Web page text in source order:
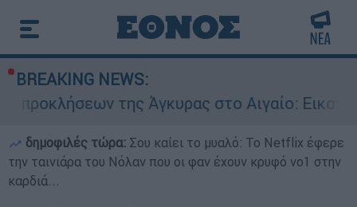
BREAKING NEWS:
της Άγκυρας στο Αιγαίο: Εικονική
δημοφιλές τώρα: Σου καίει το μυαλό: Το Netflix έφερε
την ταινιάρα του Νόλαν που οι φαν έχουν κρυφό νο1 στην
καρδιά...